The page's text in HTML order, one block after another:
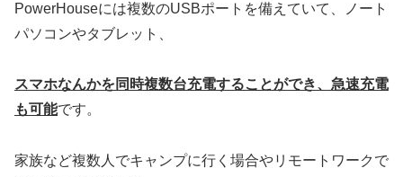
PowerHouseには複数のUSBポートを備えていて、ノート
パソコンやタブレット、
スマホなんかを同時複数台充電することができ、急速充電
も可能です。
家族など複数人でキャンプに行く場合やリモートワークで